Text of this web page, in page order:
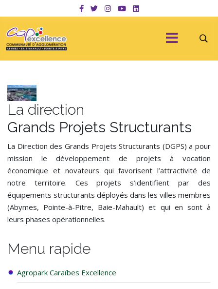
La direction
Grands Projets Structurants
La Direction des Grands Projets Structurants (DGPS) a pour
mission le développement de projets à vocation
économique et novateurs qui favorisent l’attractivité de
notre territoire. Ces projets s’identifient par des
équipements structurants déployés dans les villes membres
(Abymes, Pointe-à-Pitre, Baie-Mahault) et qui en sont à
leurs phases opérationnelles.
Menu rapide
Agropark Caraïbes Excellence